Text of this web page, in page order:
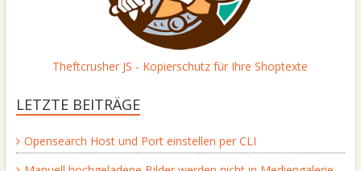
Theftcrusher JS - Kopierschutz für Ihre Shoptexte
LETZTE BEITRÄGE
Opensearch Host und Port einstellen per CLI